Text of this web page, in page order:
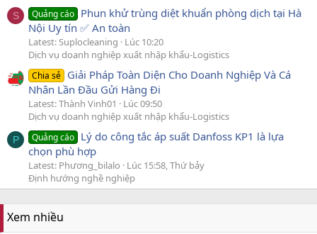
S Quảng cáo Phun khử trùng diệt khuẩn phòng dịch tại Hà
Nội Uy tín ✅ An toàn
Latest: Suplocleaning
Lúc 10:20
Dịch vụ doanh nghiệp xuất nhập khẩu-Logistics
Chia sẻ Giải Pháp Toàn Diện Cho Doanh Nghiệp Và Cá
Nhân Lần Đầu Gửi Hàng Đi
Latest: Thành Vinh01
Lúc 09:50
Dịch vụ doanh nghiệp xuất nhập khẩu-Logistics
P Quảng cáo Lý do công tắc áp suất Danfoss KP1 là lựa
chọn phù hợp
Latest: Phương_bilalo
Lúc 15:58, Thứ bảy
Định hướng nghề nghiệp
Xem nhiều